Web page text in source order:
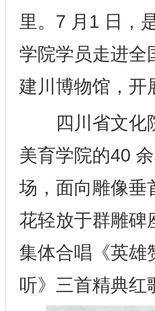
里。7 月1 日，
学院学员走进全
建川博物馆，开
四川省文化院
美育学院的40
场，面向雕像垂
花轻放于群雕碑
集体合唱《英雄
听》三首精典红